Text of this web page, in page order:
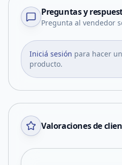
Preguntas y
Pregunta al vendedor
Iniciá sesión para hacer
producto.
Valoraciones de